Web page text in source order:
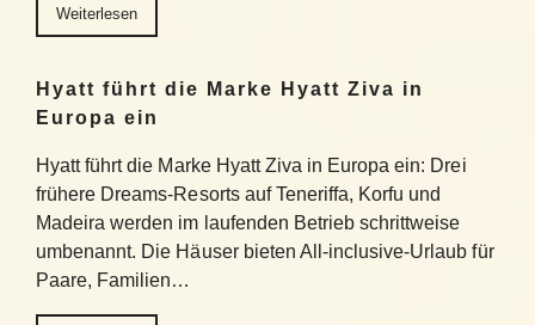
Weiterlesen
Hyatt führt die Marke Hyatt Ziva in
Europa ein
Hyatt führt die Marke Hyatt Ziva in Europa ein: Drei
frühere Dreams-Resorts auf Teneriffa, Korfu und
Madeira werden im laufenden Betrieb schrittweise
umbenannt. Die Häuser bieten All-inclusive-Urlaub für
Paare, Familien…